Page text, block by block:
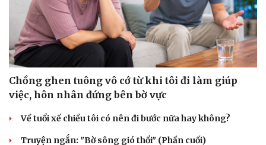
Chồng ghen tuông vô cớ từ khi tôi đi làm giúp
việc, hôn nhân đứng bên bờ vực
Về tuổi xế chiều tôi có nên đi bước nữa hay không?
Truyện ngắn: "Bờ sông gió thổi" (Phần cuối)